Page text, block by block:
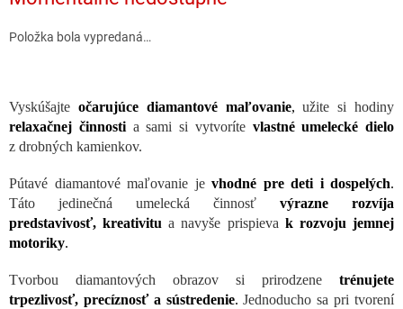
Položka bola vypredaná…
Vyskúšajte očarujúce diamantové maľovanie, užite si hodiny
relaxačnej činnosti a sami si vytvoríte vlastné umelecké dielo
z drobných kamienkov.
Pútavé diamantové maľovanie je vhodné pre deti i dospelých.
Táto jedinečná umelecká činnosť výrazne rozvíja
predstavivosť, kreativitu a navyše prispieva k rozvoju jemnej
motoriky.
Tvorbou diamantových obrazov si prirodzene trénujete
trpezlivosť, precíznosť a sústredenie. Jednoducho sa pri tvorení